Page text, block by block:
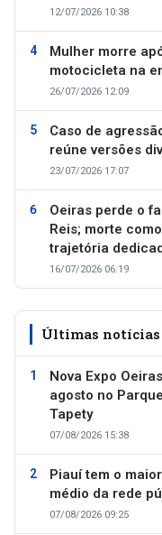
12/07/2026 10:38
Mulher morre
motocicleta na
26/07/2026 12:09
Caso de
reúne versões
23/07/2026 17:07
Oeiras perde o
Reis; morte
trajetória
16/07/2026 06:19
Últimas notícias
Nova Expo
agosto no
Tapety
07/08/2026 15:38
Piauí tem o
médio da rede
07/08/2026 09:25